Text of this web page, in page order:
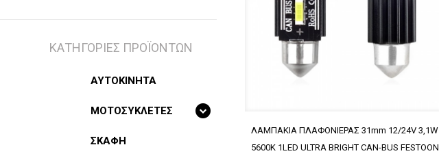
ΛΑΜΠΑΚΙΑ ΠΛΑΦΟΝΙΕΡΑΣ 31mm 12/24V 3,1W
5600K 1LED ULTRA BRIGHT CAN-BUS FESTOON
ΚΑΤΗΓΟΡΙΕΣ ΠΡΟΪΟΝΤΩΝ
ΑΥΤΟΚΙΝΗΤΑ
ΜΟΤΟΣΥΚΛΕΤΕΣ
ΣΚΑΦΗ